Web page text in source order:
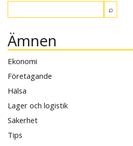
Ämnen
Ekonomi
Företagande
Hälsa
Lager och logistik
Säkerhet
Tips